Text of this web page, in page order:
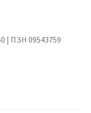
| ПЗН 09543759